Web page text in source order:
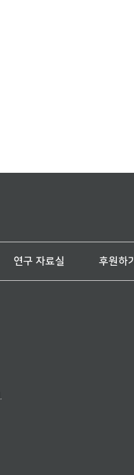
연구 자료실 후원하기